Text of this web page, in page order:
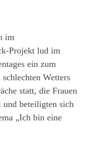
im
Projekt lud im
ein zum
Wetters
statt, die Frauen
und beteiligten sich
„Ich bin eine